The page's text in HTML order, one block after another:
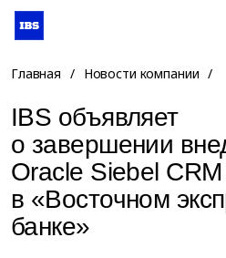
Главная / Новости компании /
IBS объявляет
о завершении
Oracle Siebel CRM
в «Восточном
банке»